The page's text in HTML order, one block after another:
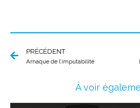
PRÉCÉDENT
Arnaque de l’imputabilité
À voir